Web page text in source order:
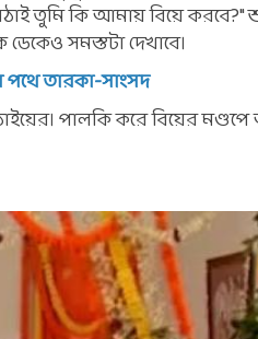
তুমি কি আমায় বিয়ে করবে?"
সমস্তটা দেখাবে।
তারকা-সাংসদ
পালকি করে বিয়ের